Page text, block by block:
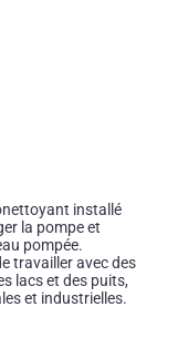
installé
la pompe et
pompée.
travailler avec des
lacs et des puits,
et industrielles.